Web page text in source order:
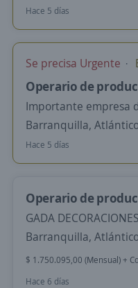
Hace 5 días
Se precisa Urgente
Operario de
Importante empresa
Barranquilla,
Hace 5 días
Operario de
GADA
Barranquilla,
$ 1.750.095,00 (Mensual) +
Hace 6 días